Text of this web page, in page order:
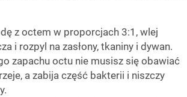
z octem w proporcjach 3:1, wlej
i rozpyl na zasłony, tkaniny i dywan.
zapachu octu nie musisz się obawiać
a zabija część bakterii i niszczy